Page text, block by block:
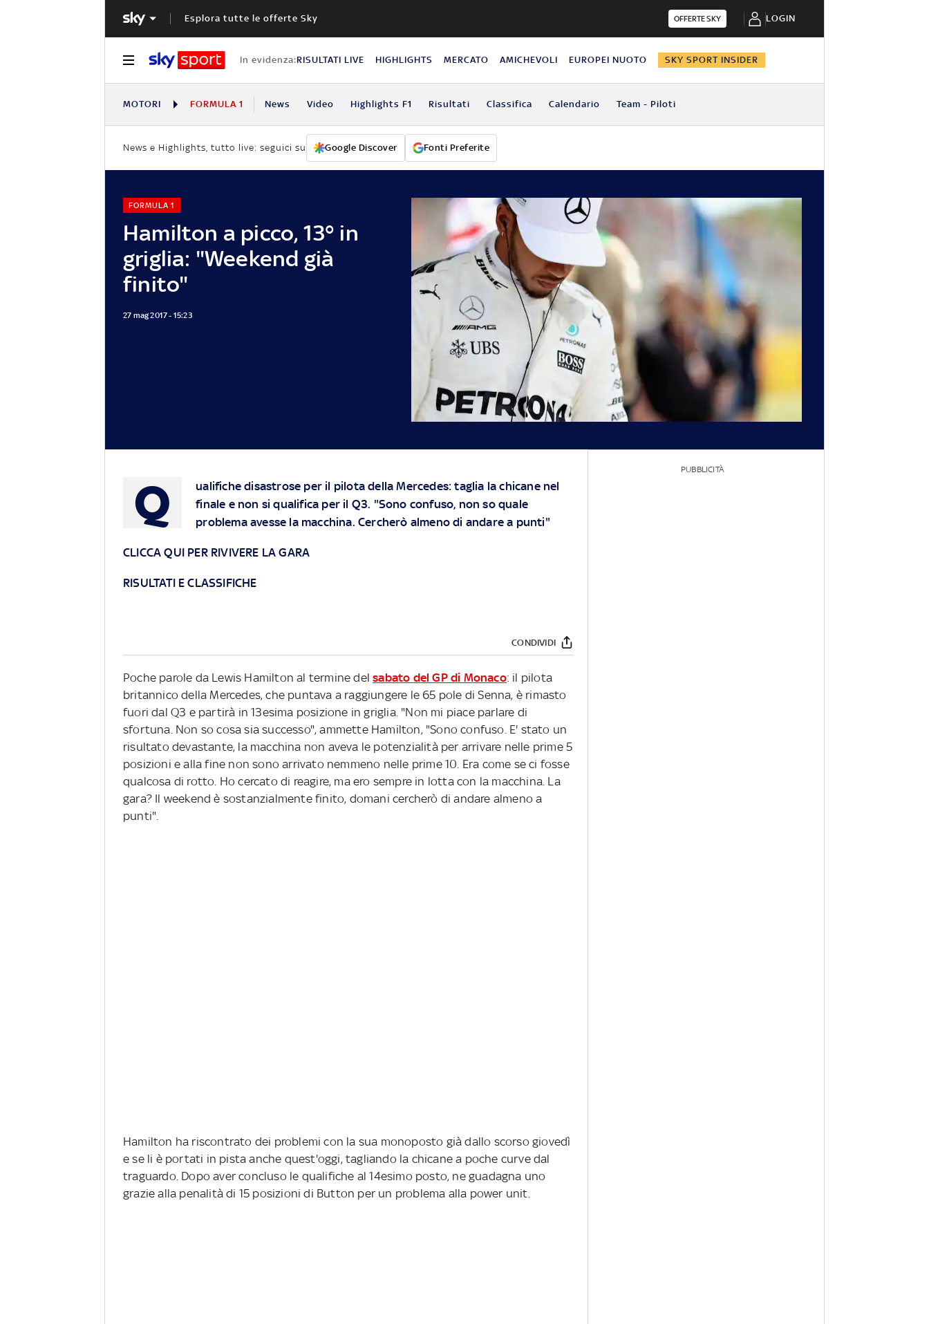
Esplora tutte le offerte Sky OFFERTE SKY LOGIN
In evidenza:RISULTATI LIVE HIGHLIGHTS MERCATO AMICHEVOLI EUROPEI NUOTO SKY SPORT INSIDER
MOTORI FORMULA 1 News Video Highlights F1 Risultati Classifica Calendario Team - Piloti
News e Highlights, tutto live: seguici su Google Discover Fonti Preferite
Hamilton a picco, 13° in
griglia: "Weekend già
finito"
FORMULA 1
27 mag 2017 - 15:23
Q ualifiche disastrose per il pilota della Mercedes: taglia la chicane nel
finale e non si qualifica per il Q3. "Sono confuso, non so quale
problema avesse la macchina. Cercherò almeno di andare a punti"
CLICCA QUI PER RIVIVERE LA GARA
RISULTATI E CLASSIFICHE
CONDIVIDI
Poche parole da Lewis Hamilton al termine delsabato del GP di Monaco: il pilota
britannico della Mercedes, che puntava a raggiungere le 65 pole di Senna, è rimasto
fuori dal Q3 e partirà in 13esima posizione in griglia. "Non mi piace parlare di
sfortuna. Non so cosa sia successo", ammette Hamilton, "Sono confuso. E' stato un
risultato devastante, la macchina non aveva le potenzialità per arrivare nelle prime 5
posizioni e alla fine non sono arrivato nemmeno nelle prime 10. Era come se ci fosse
qualcosa di rotto. Ho cercato di reagire, ma ero sempre in lotta con la macchina. La
gara? Il weekend è sostanzialmente finito, domani cercherò di andare almeno a
punti".
Hamilton ha riscontrato dei problemi con la sua monoposto già dallo scorso giovedì
e se li è portati in pista anche quest'oggi, tagliando la chicane a poche curve dal
traguardo. Dopo aver concluso le qualifiche al 14esimo posto, ne guadagna uno
grazie alla penalità di 15 posizioni di Button per un problema alla power unit.
PUBBLICITÀ